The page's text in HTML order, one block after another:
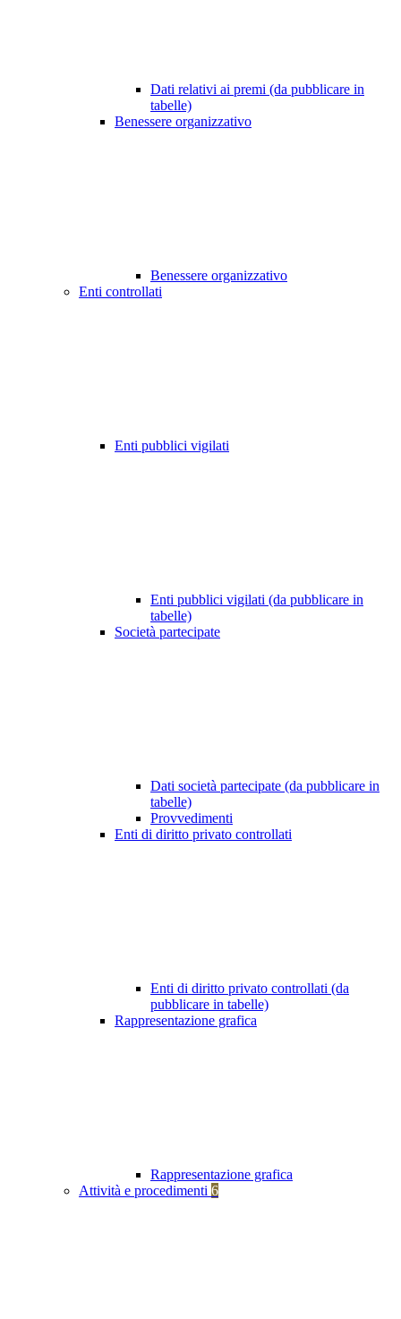
Dati relativi ai premi (da pubblicare in
tabelle)
Benessere organizzativo
Benessere organizzativo
Enti controllati
Enti pubblici vigilati
Enti pubblici vigilati (da pubblicare in
tabelle)
Società partecipate
Dati società partecipate (da pubblicare in
tabelle)
Provvedimenti
Enti di diritto privato controllati
Enti di diritto privato controllati (da
pubblicare in tabelle)
Rappresentazione grafica
Rappresentazione grafica
Attività e procedimenti 6